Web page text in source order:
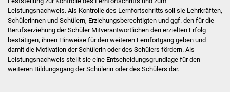
Stellenangebote
Kontakt
Veröffentlichungen
Leistungsnachweis. Als Kontrolle des Lernfortschritts soll sie Lehrkräften,
Schülerinnen und Schülern, Erziehungsberechtigten und ggf. den für die
Berufserziehung der Schüler Mitverantwortlichen den erzielten Erfolg
bestätigen, ihnen Hinweise für den weiteren Lernfortgang geben und
damit die Motivation der Schülerin oder des Schülers fördern. Als
Leistungsnachweis stellt sie eine Entscheidungsgrundlage für den
weiteren Bildungsgang der Schülerin oder des Schülers dar.